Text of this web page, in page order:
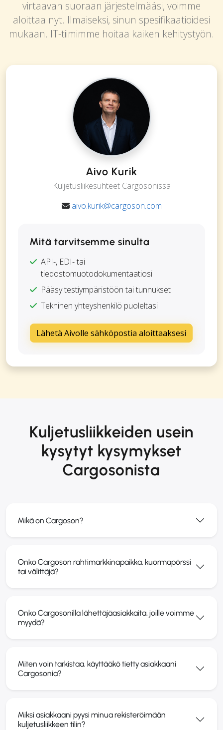
virtaavan suoraan järjestelmääsi, voimme
aloittaa nyt. Ilmaiseksi, sinun spesifikaatioidesi
mukaan. IT-tiimimme hoitaa kaiken kehitystyön.
Aivo Kurik
Kuljetusliikesuhteet Cargosonissa
aivo.kurik@cargoson.com
Mitä tarvitsemme sinulta
API-, EDI- tai
tiedostomuotodokumentaatiosi
Pääsy testiympäristöön tai tunnukset
Tekninen yhteyshenkilö puoleltasi
Lähetä Aivolle sähköpostia aloittaaksesi
Kuljetusliikkeiden usein
kysytyt kysymykset
Cargosonista
Mikä on Cargoson?
Onko Cargoson rahtimarkkinapaikka, kuormapörssi
tai välittäjä?
Onko Cargosonilla lähettäjäasiakkaita, joille voimme
myydä?
Miten voin tarkistaa, käyttääkö tietty asiakkaani
Cargosonia?
Miksi asiakkaani pyysi minua rekisteröimään
kuljetusliikkeen tilin?